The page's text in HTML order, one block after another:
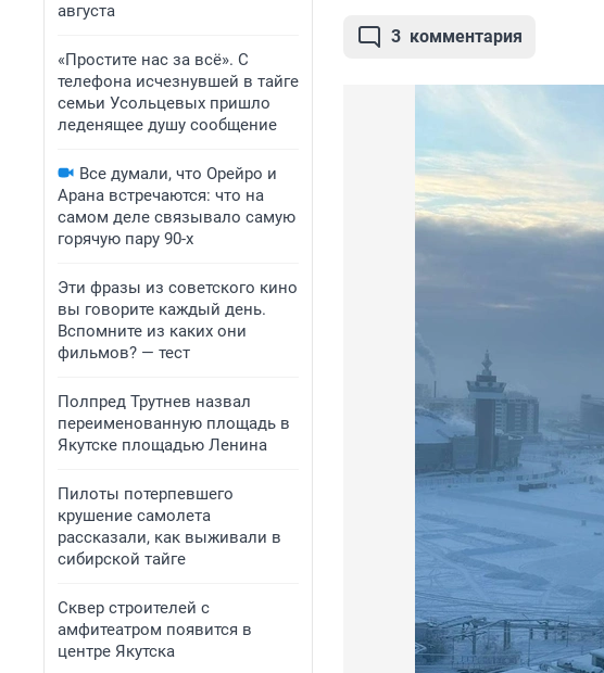
августа
«Простите нас за всё». С
телефона исчезнувшей в тайге
семьи Усольцевых пришло
леденящее душу сообщение
Все думали, что Орейро и
Арана встречаются: что на
самом деле связывало самую
горячую пару 90-х
Эти фразы из советского кино
вы говорите каждый день.
Вспомните из каких они
фильмов? — тест
Полпред Трутнев назвал
переименованную площадь в
Якутске площадью Ленина
Пилоты потерпевшего
крушение самолета
рассказали, как выживали в
сибирской тайге
Сквер строителей с
амфитеатром появится в
центре Якутска
3 комментария